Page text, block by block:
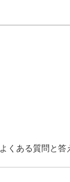
よくある質問と答